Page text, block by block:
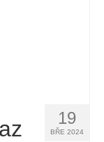
19
BŘE 2024